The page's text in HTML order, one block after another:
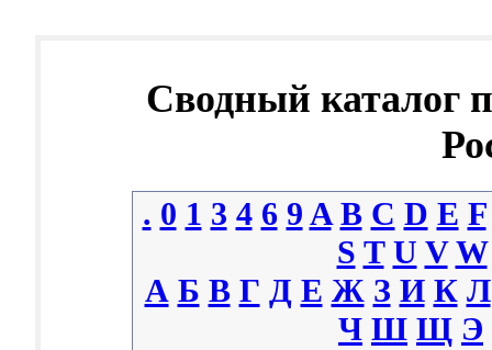
Сводный каталог
. 0 1 3 4 6 9 A B C D E F
S T U V W
А Б В Г Д Е Ж З И К Л
Ч Ш Щ Э